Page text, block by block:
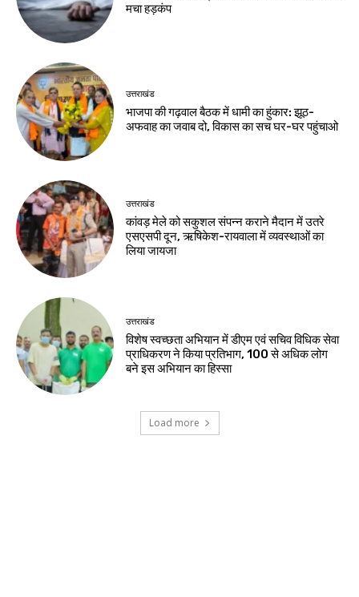
मचा हड़कंप
उत्तराखंड
भाजपा की गढ़वाल बैठक में धामी का हुंकार: झूठ-
अफवाह का जवाब दो, विकास का सच घर-घर पहुंचाओ
उत्तराखंड
कांवड़ मेले को सकुशल संपन्न कराने मैदान में उतरे
एसएसपी दून, ऋषिकेश-रायवाला में व्यवस्थाओं का
लिया जायजा
उत्तराखंड
विशेष स्वच्छता अभियान में डीएम एवं सचिव विधिक सेवा
प्राधिकरण ने किया प्रतिभाग, 100 से अधिक लोग
बने इस अभियान का हिस्सा
Load more